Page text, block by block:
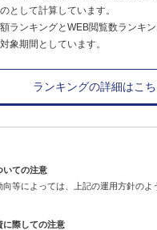
として計算しています。
ランキングとWEB閲覧数ランキ
象期間としています。
ランキングの詳細はこち
いての注意
向等によっては、上記の運用方針のよ
に際しての注意